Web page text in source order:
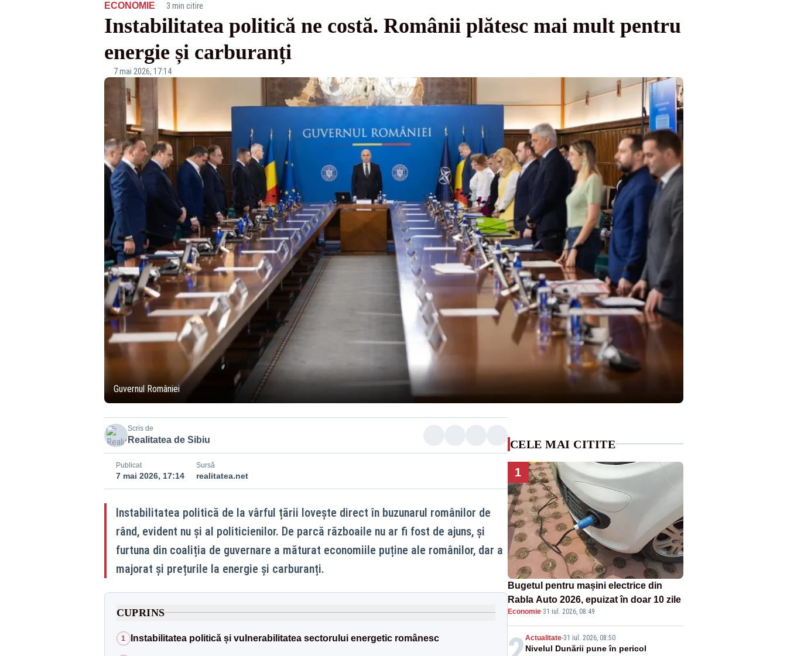
ECONOMIE· 3 min citire
Instabilitatea politică ne costă. Românii plătesc mai mult pentru
energie și carburanți
7 mai 2026, 17:14
Guvernul României
Scris de
Realitatea de Sibiu
Publicat
7 mai 2026, 17:14
Sursă
realitatea.net
Instabilitatea politică de la vârful țării lovește direct în buzunarul românilor de
rând, evident nu și al politicienilor. De parcă războaile nu ar fi fost de ajuns, și
furtuna din coaliția de guvernare a măturat economiile puține ale românilor, dar a
majorat și prețurile la energie și carburanți.
CUPRINS
1 Instabilitatea politică și vulnerabilitatea sectorului energetic românesc
CELE MAI CITITE
1
Bugetul pentru mașini electrice din
Rabla Auto 2026, epuizat în doar 10 zile
Economie·31 iul. 2026, 08:49
Actualitate-31 iul. 2026, 08:50
Nivelul Dunării pune în pericol